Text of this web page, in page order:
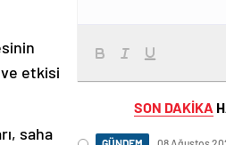
etkisi
saha
SON DAKİKA